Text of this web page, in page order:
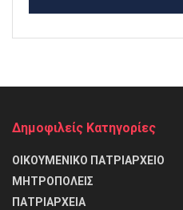
Δημοφιλείς Κατηγορίες
ΟΙΚΟΥΜΕΝΙΚΟ ΠΑΤΡΙΑΡΧΕΙΟ
ΜΗΤΡΟΠΟΛΕΙΣ
ΠΑΤΡΙΑΡΧΕΙΑ